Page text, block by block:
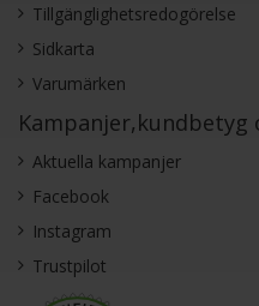
Tillgänglighetsredogörelse
Sidkarta
Varumärken
Aktuella kampanjer
Facebook
Instagram
Trustpilot